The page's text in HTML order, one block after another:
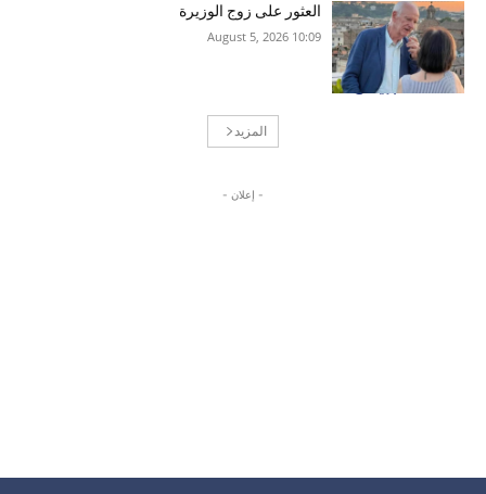
العثور على زوج الوزيرة
10:09 2026 ,August 5
المزيد
- إعلان -